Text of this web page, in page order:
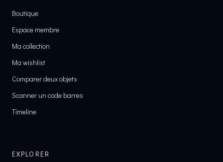
Boutique
Espace membre
Ma collection
Ma wishlist
Comparer deux objets
Scanner un code barres
Timeline
EXPLORER